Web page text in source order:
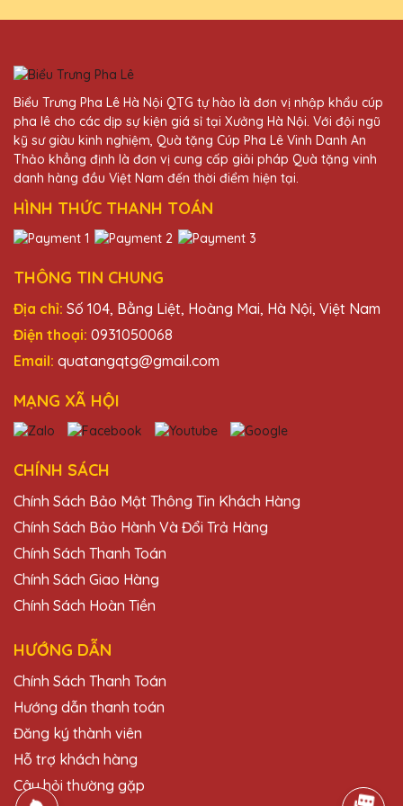
từ khâu tư vấn đến giao hàng đều rất
chuyên nghiệp. Rất hài lòng!
27/11/2025
tự hào và niềm vui cho người nhận.
Biểu Trưng Pha Lê Hà Nội QTG tự hào là đơn vị nhập khẩu cúp
pha lê cho các dịp sự kiện giá sỉ tại Xưởng Hà Nội. Với đội ngũ
kỹ sư giàu kinh nghiệm, Quà tặng Cúp Pha Lê Vinh Danh An
Thảo khẳng định là đơn vị cung cấp giải pháp Quà tặng vinh
danh hàng đầu Việt Nam đến thời điểm hiện tại.
HÌNH THỨC THANH TOÁN
THÔNG TIN CHUNG
Địa chỉ: Số 104, Bằng Liệt, Hoàng Mai, Hà Nội, Việt Nam
Điện thoại: 0931050068
Email: quatangqtg@gmail.com
MẠNG XÃ HỘI
CHÍNH SÁCH
Chính Sách Bảo Mật Thông Tin Khách Hàng
Chính Sách Bảo Hành Và Đổi Trả Hàng
Chính Sách Thanh Toán
Chính Sách Giao Hàng
Chính Sách Hoàn Tiền
HƯỚNG DẪN
Chính Sách Thanh Toán
Hướng dẫn thanh toán
Đăng ký thành viên
Hỗ trợ khách hàng
Câu hỏi thường gặp